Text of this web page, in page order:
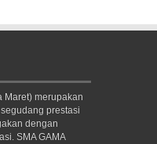
Maret) merupakan
prestasi
dengan
SMA GAMA